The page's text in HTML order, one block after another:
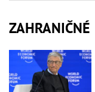
ZAHRANIČNÉ